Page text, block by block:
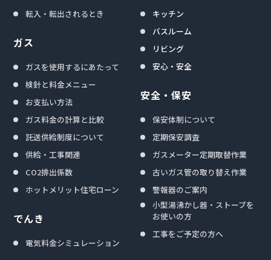
転入・転出されるとき
ガス
ガスを使用するにあたって
検針と料金メニュー
お支払い方法
ガス料金の計算と比較
託送供給制度について
供給・工事関連
CO2排出係数
ホットメリット住宅ローン
でんき
電気料金シミュレーション
キッチン
バスルーム
リビング
安心・安全
安全・保安
保安体制について
定期保安調査
ガスメーター定期取替作業
古いガス管の取り替え作業
警報器のご案内
小型湯沸かし器・ストーブを
お使いの方
工事をご予定の方へ